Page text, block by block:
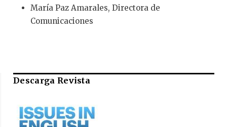
María Paz Amarales, Directora de
Comunicaciones
Descarga Revista